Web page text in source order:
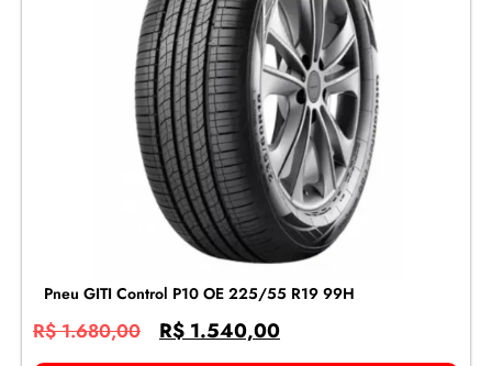
Pneu GITI Control P10 OE 225/55 R19 99H
R$1.680,00 R$1.540,00